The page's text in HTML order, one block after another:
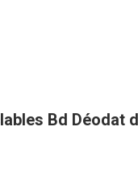
Bd Déodat